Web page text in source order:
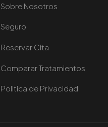
Sobre Nosotros
Seguro
Reservar Cita
Comparar Tratamientos
Politica de Privacidad